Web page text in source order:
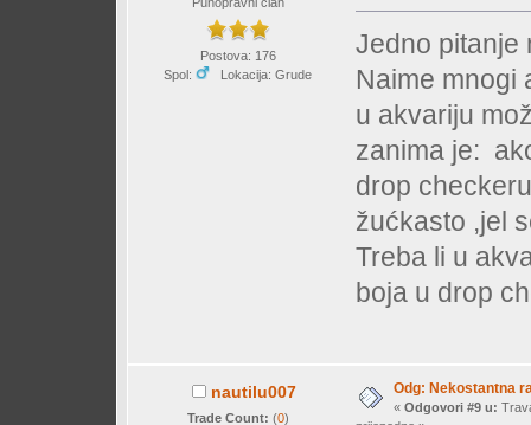
Postova: 176
Spol:
Lokacija: Grude
Jedno pitanje
Naime mnogi
u akvariju
zanima je:
drop
žućkasto ,jel
Treba li u
boja u drop
nautilu007
Trade Count: (0)
Odg: Nekostantna
« Odgovori #9 u: